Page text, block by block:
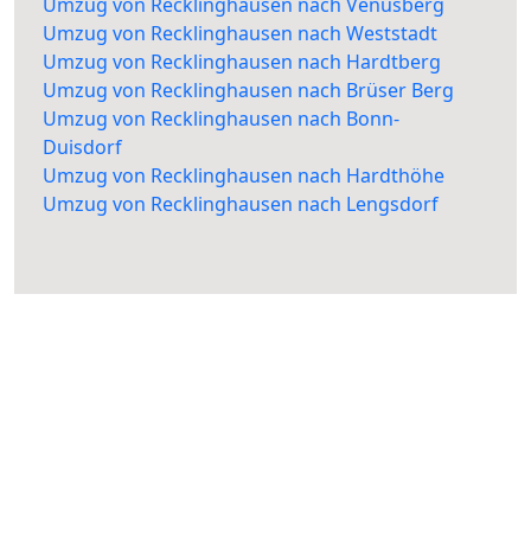
Umzug von Recklinghausen nach Weststadt
Umzug von Recklinghausen nach Hardtberg
Umzug von Recklinghausen nach Brüser Berg
Umzug von Recklinghausen nach Bonn-
Duisdorf
Umzug von Recklinghausen nach Hardthöhe
Umzug von Recklinghausen nach Lengsdorf